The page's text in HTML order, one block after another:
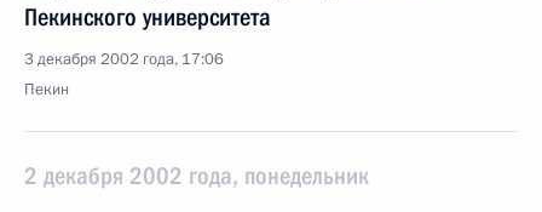
Пекинского университета
3 декабря 2002 года, 17:06
Пекин
2 декабря 2002 года, понедельник